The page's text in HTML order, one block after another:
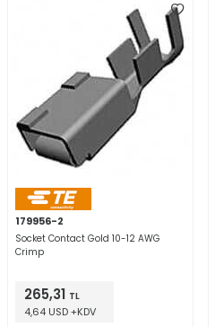
179956-2
Socket Contact Gold 10-12 AWG
Crimp
265,31 TL
4,64 USD +KDV